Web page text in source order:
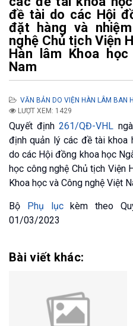
đề tài do các Hội
đặt hàng và
nghệ Chủ tịch Viện
Hàn lâm Khoa
Nam
VĂN BẢN DO VIỆN HÀN LÂM BAN
LƯỢT XEM: 1429
Quyết định261/QĐ-VHL
định quản lý các đề tài
do các Hội đồng khoa học
học công nghệ Chủ tịch Viện
Khoa học và Công nghệ Việt
Bộ Phụ lụckèm theo
01/03/2023
Bài viết khác: